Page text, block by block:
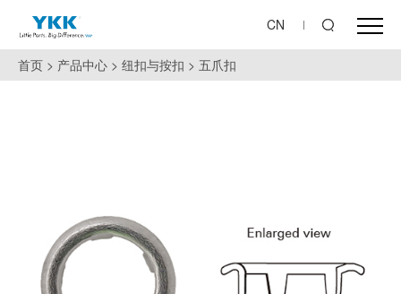
CN
首页 > 产品中心 > 纽扣与按扣 > 五爪扣